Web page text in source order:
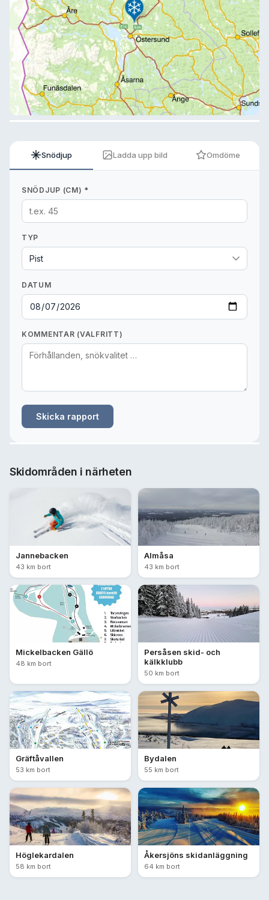
Snödjup Ladda upp bild Omdöme
SNÖDJUP (CM) *
TYP
DATUM
KOMMENTAR (VALFRITT)
Skicka rapport
Skidområden i närheten
Jannebacken
43 km bort
Almåsa
43 km bort
Mickelbacken Gällö
48 km bort
Persåsen skid- och
kälkklubb
50 km bort
Gräftåvallen
53 km bort
Bydalen
55 km bort
Höglekardalen
58 km bort
Åkersjöns skidanläggning
64 km bort